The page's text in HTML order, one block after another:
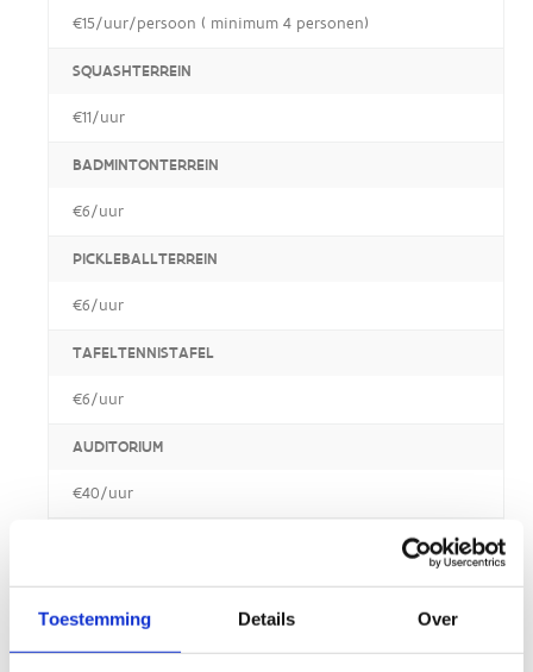
Toestemming Details Over
€15/uur/persoon ( minimum 4 personen)
SQUASHTERREIN
€11/uur
BADMINTONTERREIN
€6/uur
PICKLEBALLTERREIN
€6/uur
TAFELTENNISTAFEL
€6/uur
AUDITORIUM
€40/uur
€40/uur
ONTSPANNINGSZAAL